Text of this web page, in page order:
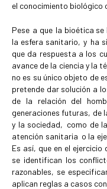
el conocimiento biológico
Pese a que la bioética se
la esfera sanitario, y ha
que da respuesta a los
avance de la ciencia y la
no es su único objeto de
pretende dar solución a
de la relación del
generaciones futuras, de
y la sociedad, como de
atención sanitaria o la
Es así, que en el
se identifican los
razonables, se
aplican reglas a casos